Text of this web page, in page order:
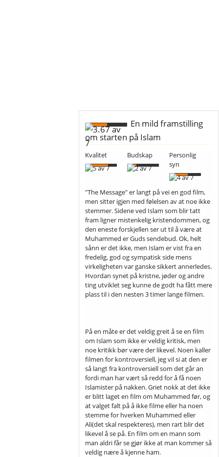
En mild framstilling
om starten på Islam
Kvalitet Budskap
Personlig
syn
"The Message" er langt på vei en god film,
men sitter igjen med følelsen av at noe ikke
stemmer. Sidene ved Islam som blir tatt
fram ligner mistenkelig kristendommen, og
den eneste forskjellen ser ut til å være at
Muhammed er Guds sendebud. Ok, helt
sånn er det ikke, men Islam er vist fra en
fredelig, god og sympatisk side mens
virkeligheten var ganske sikkert annerledes.
Hvordan synet på kristne, jøder og andre
ting utviklet seg kunne de godt ha fått mere
plass til i den nesten 3 timer lange filmen.
På en måte er det veldig greit å se en film
om Islam som ikke er veldig kritisk, men
noe kritikk bør være der likevel. Noen kaller
filmen for kontroversiell, jeg vil si at den er
så langt fra kontroversiell som det går an
fordi man har vært så redd for å få noen
Islamister på nakken. Griet nokk at det ikke
er blitt laget en film om Muhammed før, og
at valget falt på å ikke filme eller ha noen
stemme for hverken Muhammed eller
Ali(det skal respekteres), men rart blir det
likevel å se på. En film om en mann som
man aldri får se gjør ikke at man kommer så
veldig nære å kjenne ham.